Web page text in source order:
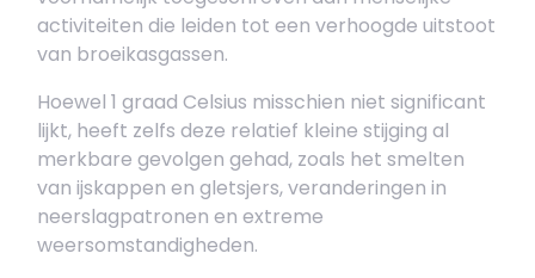
activiteiten die leiden tot een verhoogde uitstoot
van broeikasgassen.
Hoewel 1 graad Celsius misschien niet significant
lijkt, heeft zelfs deze relatief kleine stijging al
merkbare gevolgen gehad, zoals het smelten
van ijskappen en gletsjers, veranderingen in
neerslagpatronen en extreme
weersomstandigheden.